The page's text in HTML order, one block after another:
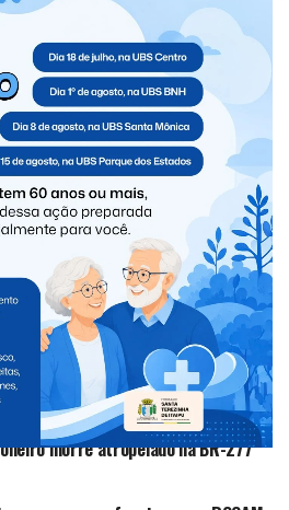
NEW
após invadir loja de
em Santa Terezinha de
PODE GOSTAR
para Henrique & Juliano em Foz do
em pré-venda nesta sexta;
em outubro
é agredido pelo irmão após admitir
objetos da família por drogas
morre atropelado na BR-277